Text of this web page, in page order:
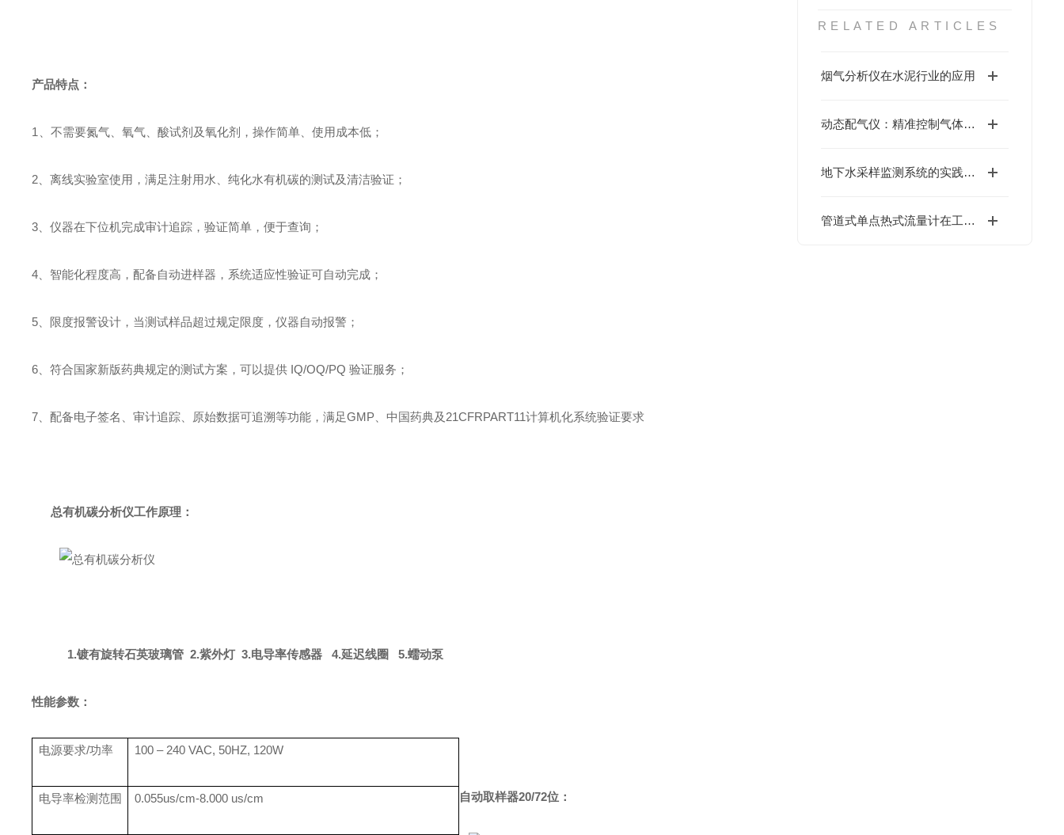
RELATED ARTICLES
烟气分析仪在水泥行业的应用
动态配气仪：精准控制气体配比的科技设备
地下水采样监测系统的实践与展望
管道式单点热式流量计在工业气体监测中的应用
产品特点：
1、不需要氮气、氧气、酸试剂及氧化剂，操作简单、使用成本低；
2、离线实验室使用，满足注射用水、纯化水有机碳的测试及清洁验证；
3、仪器在下位机完成审计追踪，验证简单，便于查询；
4、智能化程度高，配备自动进样器，系统适应性验证可自动完成；
5、限度报警设计，当测试样品超过规定限度，仪器自动报警；
6、符合国家新版药典规定的测试方案，可以提供 IQ/OQ/PQ 验证服务；
7、配备电子签名、审计追踪、原始数据可追溯等功能，满足GMP、中国药典及21CFRPART11计算机化系统验证要求
总有机碳分析仪工作原理：
1.镀有旋转石英玻璃管 2.紫外灯 3.电导率传感器 4.延迟线圈 5.蠕动泵
性能参数：
电源要求/功率 100 – 240 VAC, 50HZ, 120W
电导率检测范围 0.055us/cm-8.000 us/cm 自动取样器20/72位：